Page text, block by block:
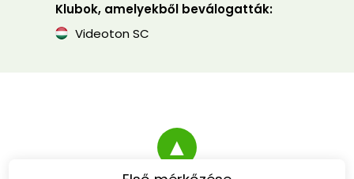
Klubok, amelyekből beválogatták:
Videoton SC
▲